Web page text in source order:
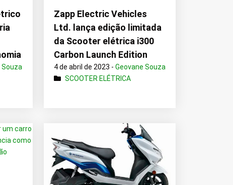
Souza
Zapp Electric Vehicles
Ltd. lança edição limitada
da Scooter elétrica i300
Carbon Launch Edition
4 de abril de 2023 -Geovane Souza
SCOOTER ELÉTRICA